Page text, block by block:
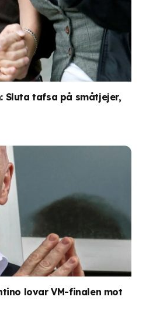
Sluta tafsa på småtjejer,
lovar VM-finalen mot